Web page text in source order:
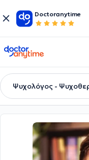
Doctoranytime
doctoranytime
Ψυχολόγος -